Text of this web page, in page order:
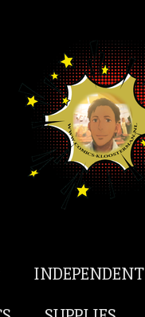
INDEPENDENT